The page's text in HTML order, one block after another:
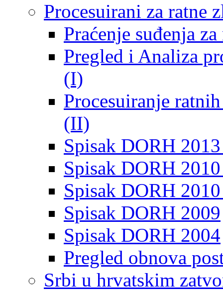
Procesuirani za ratne
Praćenje suđenja
Pregled i Analiza
(I)
Procesuiranje
(II)
Spisak DORH
Spisak DORH
Spisak DORH
Spisak DORH 2009
Spisak DORH 2004
Pregled obnova
Srbi u hrvatskim